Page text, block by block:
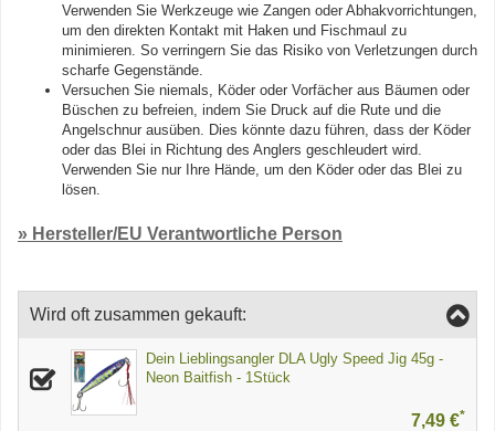
Verwenden Sie Werkzeuge wie Zangen oder Abhakvorrichtungen,
um den direkten Kontakt mit Haken und Fischmaul zu
minimieren. So verringern Sie das Risiko von Verletzungen durch
scharfe Gegenstände.
Versuchen Sie niemals, Köder oder Vorfächer aus Bäumen oder
Büschen zu befreien, indem Sie Druck auf die Rute und die
Angelschnur ausüben. Dies könnte dazu führen, dass der Köder
oder das Blei in Richtung des Anglers geschleudert wird.
Verwenden Sie nur Ihre Hände, um den Köder oder das Blei zu
lösen.
» Hersteller/EU Verantwortliche Person
Wird oft zusammen gekauft:
Dein Lieblingsangler DLA Ugly Speed Jig 45g -
Neon Baitfish - 1Stück
7,49 €*